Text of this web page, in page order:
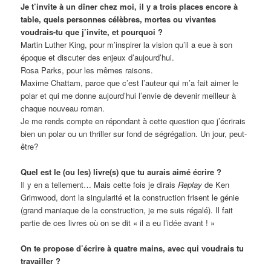
Je t’invite à un dîner chez moi, il y a trois places encore à
table, quels personnes célèbres, mortes ou vivantes
voudrais-tu que j’invite, et pourquoi ?
Martin Luther King, pour m’inspirer la vision qu’il a eue à son
époque et discuter des enjeux d’aujourd’hui.
Rosa Parks, pour les mêmes raisons.
Maxime Chattam, parce que c’est l’auteur qui m’a fait aimer le
polar et qui me donne aujourd’hui l’envie de devenir meilleur à
chaque nouveau roman.
Je me rends compte en répondant à cette question que j’écrirais
bien un polar ou un thriller sur fond de ségrégation. Un jour, peut-
être?
Quel est le (ou les) livre(s) que tu aurais aimé écrire ?
Il y en a tellement… Mais cette fois je diraisReplayde Ken
Grimwood, dont la singularité et la construction frisent le génie
(grand maniaque de la construction, je me suis régalé). Il fait
partie de ces livres où on se dit « il a eu l’idée avant ! »
On te propose d’écrire à quatre mains, avec qui voudrais tu
travailler ?